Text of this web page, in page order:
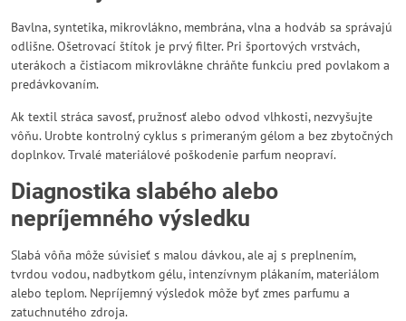
Bavlna, syntetika, mikrovlákno, membrána, vlna a hodváb sa správajú
odlišne. Ošetrovací štítok je prvý filter. Pri športových vrstvách,
uterákoch a čistiacom mikrovlákne chráňte funkciu pred povlakom a
predávkovaním.
Ak textil stráca savosť, pružnosť alebo odvod vlhkosti, nezvyšujte
vôňu. Urobte kontrolný cyklus s primeraným gélom a bez zbytočných
doplnkov. Trvalé materiálové poškodenie parfum neopraví.
Diagnostika slabého alebo
nepríjemného výsledku
Slabá vôňa môže súvisieť s malou dávkou, ale aj s preplnením,
tvrdou vodou, nadbytkom gélu, intenzívnym plákaním, materiálom
alebo teplom. Nepríjemný výsledok môže byť zmes parfumu a
zatuchnutého zdroja.